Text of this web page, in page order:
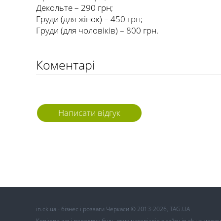
Декольте – 290 грн;
Груди (для жінок) – 450 грн;
Груди (для чоловіків) – 800 грн.
Коментарі
Написати відгук
in.ck.ua - бізнес і розваги Черкаси © 2013-2026, TAG.UA